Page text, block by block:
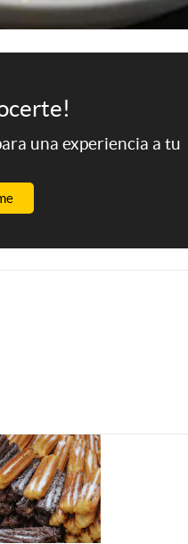
una experiencia a tu